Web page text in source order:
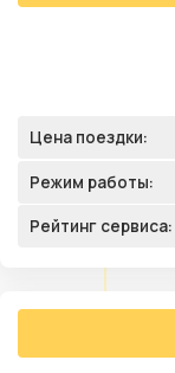
Цена поездки:
Режим работы:
Рейтинг сервиса: